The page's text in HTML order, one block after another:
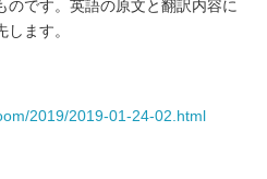
のです。英語の原文と翻訳内容に
ます。
2019/2019-01-24-02.html